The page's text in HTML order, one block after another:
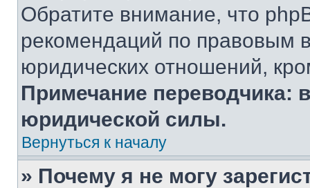
Обратите внимание, что
рекомендаций по правовым
юридических отношений,
Примечание переводчика:
юридической силы.
Вернуться к началу
» Почему я не могу